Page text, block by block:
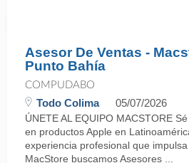
Asesor De Ventas -
Punto Bahía
COMPUDABO
Todo Colima 05/07/2026
ÚNETE AL EQUIPO MACSTORE
en productos Apple en
experiencia profesional que
MacStore buscamos Asesores ...